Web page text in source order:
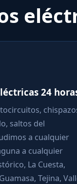
24 horas
saltos del
a cualquier
a cualquier
La Cuesta,
Tejina, Valle